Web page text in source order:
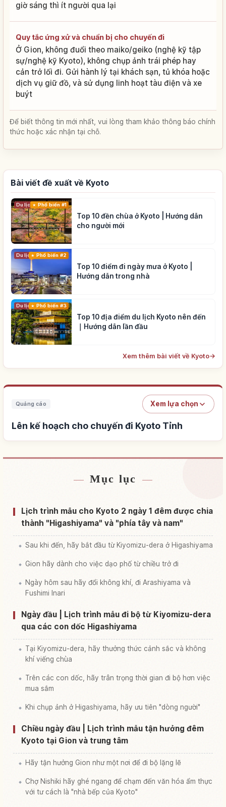
giờ sáng thì ít người qua lại
Quy tắc ứng xử và chuẩn bị cho chuyến đi
Ở Gion, không đuổi theo maiko/geiko (nghệ kỹ tập
sự/nghệ kỹ Kyoto), không chụp ảnh trái phép hay
cản trở lối đi. Gửi hành lý tại khách sạn, tủ khóa hoặc
dịch vụ giữ đồ, và sử dụng linh hoạt tàu điện và xe
buýt
Để biết thông tin mới nhất, vui lòng tham khảo thông báo chính
thức hoặc xác nhận tại chỗ.
Bài viết đề xuất về Kyoto
Du lịch Phổ biến #1
Top 10 đền chùa ở Kyoto | Hướng dẫn
cho người mới
Du lịch Phổ biến #2
Top 10 điểm đi ngày mưa ở Kyoto |
Hướng dẫn trong nhà
Du lịch Phổ biến #3
Top 10 địa điểm du lịch Kyoto nên đến
｜Hướng dẫn lần đầu
Xem thêm bài viết về Kyoto→
Quảng cáo Xem lựa chọn
Lên kế hoạch cho chuyến đi Kyoto Tỉnh
Tìm chỗ ở gần Kyoto Tỉnh
Tìm trải nghiệm tại Kyoto Tỉnh↗
Mục lục
Lịch trình mẫu cho Kyoto 2 ngày 1 đêm được chia
thành "Higashiyama" và "phía tây và nam"
Sau khi đến, hãy bắt đầu từ Kiyomizu-dera ở Higashiyama
Gion hãy dành cho việc dạo phố từ chiều trở đi
Ngày hôm sau hãy đổi không khí, đi Arashiyama và
Fushimi Inari
Ngày đầu | Lịch trình mẫu đi bộ từ Kiyomizu-dera
qua các con dốc Higashiyama
Tại Kiyomizu-dera, hãy thưởng thức cảnh sắc và không
khí viếng chùa
Trên các con dốc, hãy trân trọng thời gian đi bộ hơn việc
mua sắm
Khi chụp ảnh ở Higashiyama, hãy ưu tiên "dòng người"
Chiều ngày đầu | Lịch trình mẫu tận hưởng đêm
Kyoto tại Gion và trung tâm
Hãy tận hưởng Gion như một nơi để đi bộ lặng lẽ
Chợ Nishiki hãy ghé ngang để chạm đến văn hóa ẩm thực
với tư cách là "nhà bếp của Kyoto"